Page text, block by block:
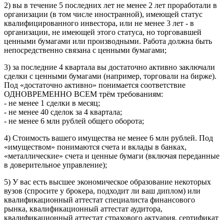
2) вы в течение 5 последних лет не менее 2 лет проработали в
организации (в том числе иностранной), имеющей статус
квалифицированного инвестора, или не менее 3 лет - в
организации, не имеющей этого статуса, но торговавшей
ценными бумагами или производными. Работа должна быть
непосредственно связана с ценными бумагами;
3) за последние 4 квартала вы достаточно активно заключали
сделки с ценными бумагами (например, торговали на бирже).
Под «достаточно активно» понимается соответствие
ОДНОВРЕМЕННО ВСЕМ трём требованиям:
- не менее 1 сделки в месяц;
- не менее 40 сделок за 4 квартала;
- не менее 6 млн рублей общего оборота;
4) Стоимость вашего имущества не менее 6 млн рублей. Под
«имуществом» понимаются счета и вклады в банках,
«металлические» счета и ценные бумаги (включая переданные
в доверительное управление);
5) У вас есть высшее экономическое образование некоторых
вузов (спросите у брокера, подходит ли ваш диплом) или
квалификационный аттестат специалиста финансового
рынка, квалификационный аттестат аудитора,
квалификационный аттестат страхового актуария, сертификат